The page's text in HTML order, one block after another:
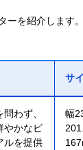
を紹介します。
サ
わず、
やかなビ
ルを提供
幅